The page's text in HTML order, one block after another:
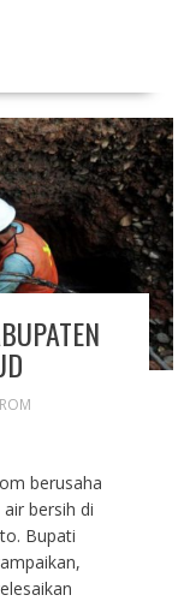
berusaha
bersih di
Bupati